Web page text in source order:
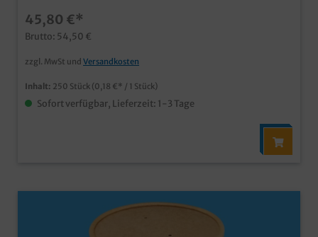
umweltfreundlicher aus ein geschäumter Becher
wertiger Gesamteindruck, doppelwandig und gut
isolierendidealer Soup to go Becher, aber auch für
Eiskrem geeignet praktisches Kombipack aus Bechern
und Deckel ab 50.000 Stück auch individuell
bedruckbar, wenden Sie ich einfach an unseren
45,80 €*
Brutto: 54,50 €
zzgl. MwSt und Versandkosten
Inhalt: 250 Stück (0,18 €* / 1 Stück)
Sofort verfügbar, Lieferzeit: 1-3 Tage